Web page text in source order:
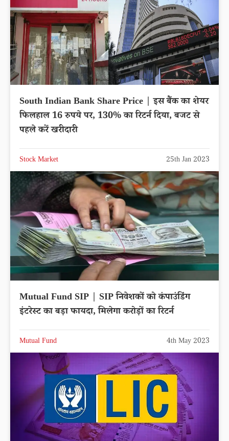
South Indian Bank Share Price | इस बैंक का शेयर
फिलहाल 16 रुपये पर, 130% का रिटर्न दिया, बजट से
पहले करें खरीदारी
Stock Market 25th Jan 2023
Mutual Fund SIP | SIP निवेशकों को कंपाउंडिंग
इंटरेस्ट का बड़ा फायदा, मिलेगा करोड़ों का रिटर्न
Mutual Fund 4th May 2023